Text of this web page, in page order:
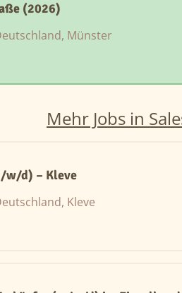
(2026)
Münster
Mehr Jobs in
w/d) – Kleve
Kleve